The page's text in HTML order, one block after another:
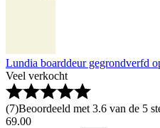
Lundia boarddeur gegrondverfd
Veel verkocht
(7)Beoordeeld met 3.6 van de 5
69.00